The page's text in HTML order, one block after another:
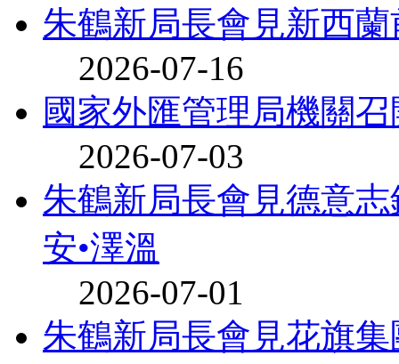
朱鶴新局長會見新西蘭
2026-07-16
國家外匯管理局機關
2026-07-03
朱鶴新局長會見德意
安•澤溫
2026-07-01
朱鶴新局長會見花旗